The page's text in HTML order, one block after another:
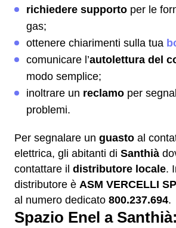
richiedere supporto per le
gas;
ottenere chiarimenti sulla tua
comunicare l’autolettura del
modo semplice;
inoltrare un reclamo per
problemi.
Per segnalare un guasto al
elettrica, gli abitanti di Santhià
contattare il distributore locale.
distributore è ASM VERCELLI
al numero dedicato 800.237.694.
Spazio Enel a